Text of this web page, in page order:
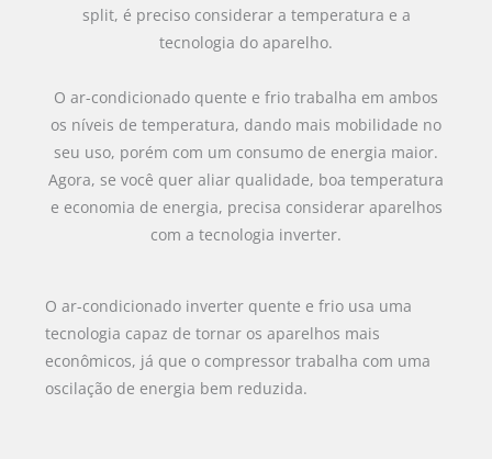
split, é preciso considerar a temperatura e a
tecnologia do aparelho.
O ar-condicionado quente e frio trabalha em ambos
os níveis de temperatura, dando mais mobilidade no
seu uso, porém com um consumo de energia maior.
Agora, se você quer aliar qualidade, boa temperatura
e economia de energia, precisa considerar aparelhos
com a tecnologia inverter.
O ar-condicionado inverter quente e frio usa uma
tecnologia capaz de tornar os aparelhos mais
econômicos, já que o compressor trabalha com uma
oscilação de energia bem reduzida.